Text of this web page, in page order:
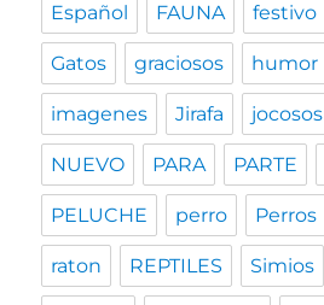
Español FAUNA festivo
Gatos graciosos humor
imagenes Jirafa jocosos
NUEVO PARA PARTE
PELUCHE perro Perros
raton REPTILES Simios